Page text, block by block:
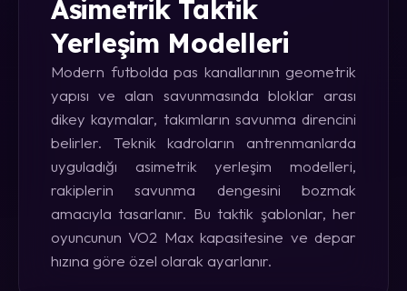
Asimetrik Taktik
Yerleşim Modelleri
Modern futbolda pas kanallarının geometrik
yapısı ve alan savunmasında bloklar arası
dikey kaymalar, takımların savunma direncini
belirler. Teknik kadroların antrenmanlarda
uyguladığı asimetrik yerleşim modelleri,
rakiplerin savunma dengesini bozmak
amacıyla tasarlanır. Bu taktik şablonlar, her
oyuncunun VO2 Max kapasitesine ve depar
hızına göre özel olarak ayarlanır.